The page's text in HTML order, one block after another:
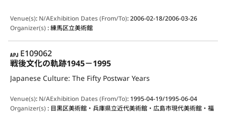
Venue(s): N/AExhibition Dates (From/To):2006-02-18/2006-03-26
Organizer(s):練馬区立美術館
APJ
E109062
戦後文化の軌跡1945－1995
Japanese Culture: The Fifty Postwar Years
Venue(s): N/AExhibition Dates (From/To): 1995-04-19/1995-06-04
Organizer(s): 目黒区美術館・兵庫県立近代美術館・広島市現代美術館・福